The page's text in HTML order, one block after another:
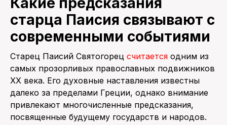
старца Паисия связывают с
современными событиями
Старец Паисий Святогорец считается одним из
самых прозорливых православных подвижников
XX века. Его духовные наставления известны
далеко за пределами Греции, однако внимание
привлекают многочисленные предсказания,
посвященные будущему государств и народов.